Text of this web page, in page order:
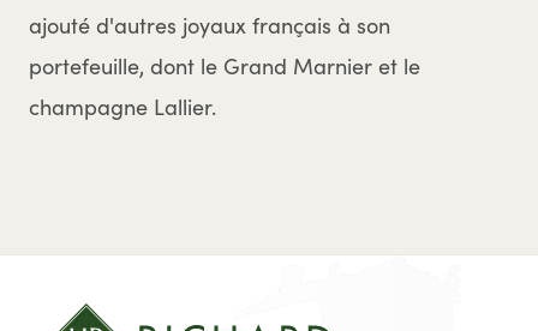
ajouté d'autres joyaux français à son
portefeuille, dont le Grand Marnier et le
champagne Lallier.